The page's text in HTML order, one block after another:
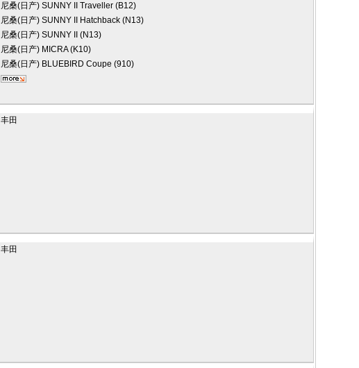
尼桑(日产) SUNNY II Traveller (B12)
尼桑(日产) SUNNY II Hatchback (N13)
尼桑(日产) SUNNY II (N13)
尼桑(日产) MICRA (K10)
尼桑(日产) BLUEBIRD Coupe (910)
丰田
丰田